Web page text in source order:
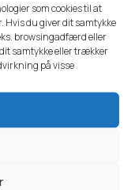
som cookies til at
Hvis du giver dit samtykke
browsingadfærd eller
samtykke eller trækker
på visse